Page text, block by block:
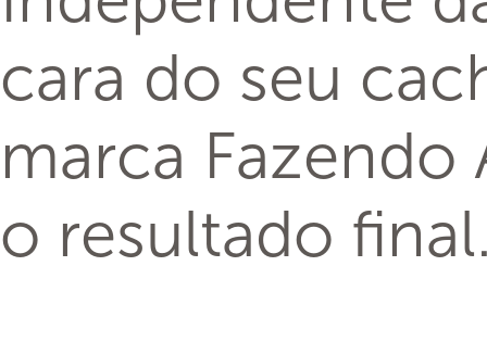
cara do seu
marca
o resultado